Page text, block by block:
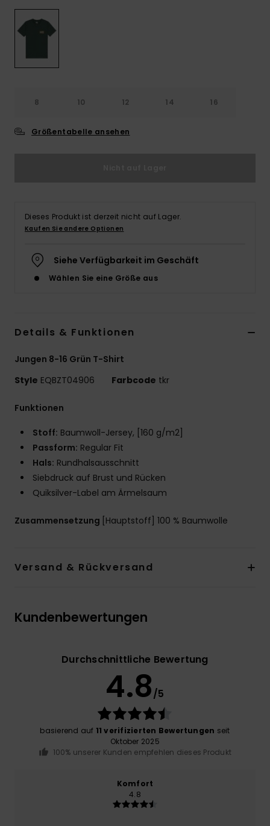
8 10 12 14 16
Größentabelle ansehen
Dieses Produkt ist derzeit nicht auf Lager.
Kaufen Sie andere Optionen
Siehe Verfügbarkeit im Geschäft
Wählen Sie eine Größe aus
Details & Funktionen
Jungen 8-16 Grün T-Shirt
Style EQBZT04906 Farbcode tkr
Funktionen
Stoff: Baumwoll-Jersey, [160 g/m2]
Passform: Regular Fit
Hals: Rundhalsausschnitt
Siebdruck auf Brust und Rücken
Quiksilver-Label am Ärmelsaum
Zusammensetzung [Hauptstoff] 100 % Baumwolle
Versand & Rückversand
Kundenbewertungen
Durchschnittliche Bewertung
4.8/5
basierend auf 11 verifizierten Bewertungen seit
Oktober 2025
100% unserer Kunden empfehlen dieses Produkt
Komfort
4.8